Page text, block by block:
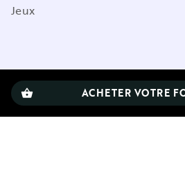
shopping_basket ACHETER VOTRE
Jeux
CGU
Charte de référencement
Charte des Données